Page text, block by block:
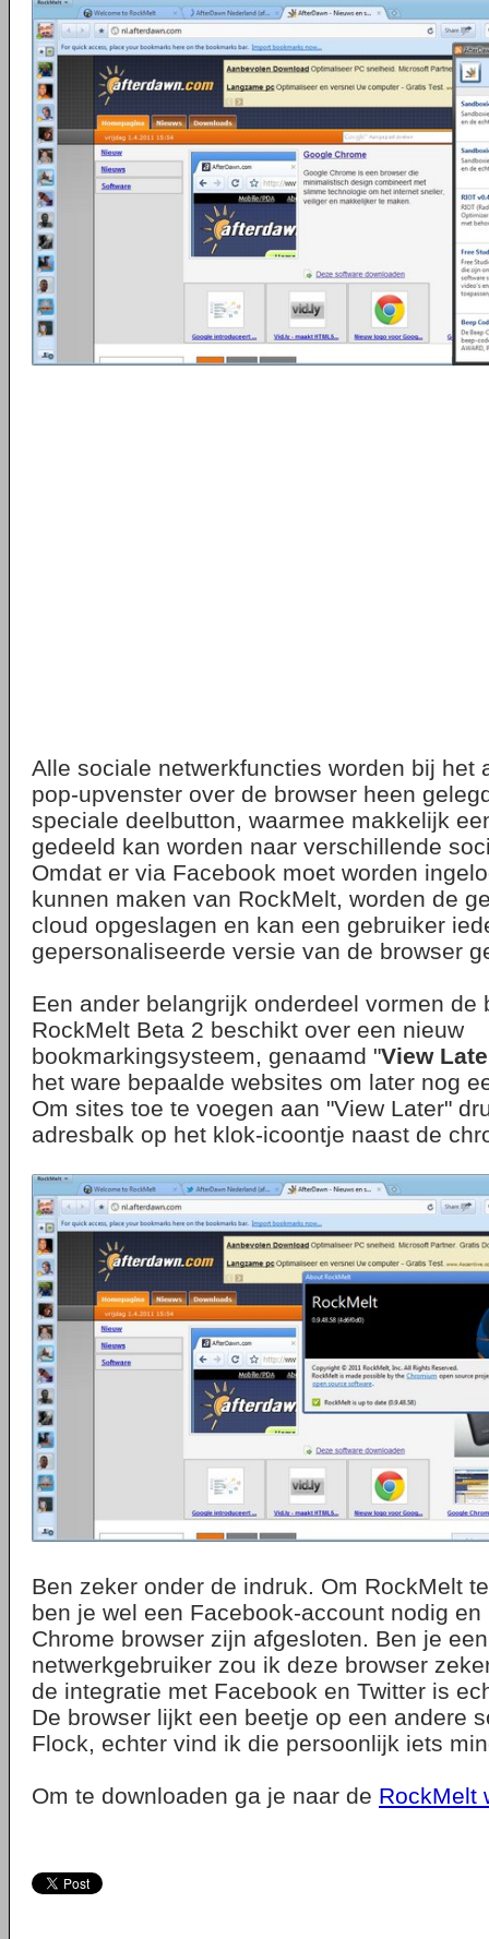
Alle sociale netwerkfuncties worden bij het
pop-upvenster over de browser heen
speciale deelbutton, waarmee makkelijk
gedeeld kan worden naar verschillende
Omdat er via Facebook moet worden
kunnen maken van RockMelt, worden de
cloud opgeslagen en kan een gebruiker
gepersonaliseerde versie van de browser
Een ander belangrijk onderdeel vormen de
RockMelt Beta 2 beschikt over een nieuw
bookmarkingsysteem, genaamd "View
het ware bepaalde websites om later nog
Om sites toe te voegen aan "View Later"
adresbalk op het klok-icoontje naast de
Ben zeker onder de indruk. Om RockMelt
ben je wel een Facebook-account nodig
Chrome browser zijn afgesloten. Ben je
netwerkgebruiker zou ik deze browser
de integratie met Facebook en Twitter is
De browser lijkt een beetje op een andere
Flock, echter vind ik die persoonlijk iets
Om te downloaden ga je naar de RockMelt